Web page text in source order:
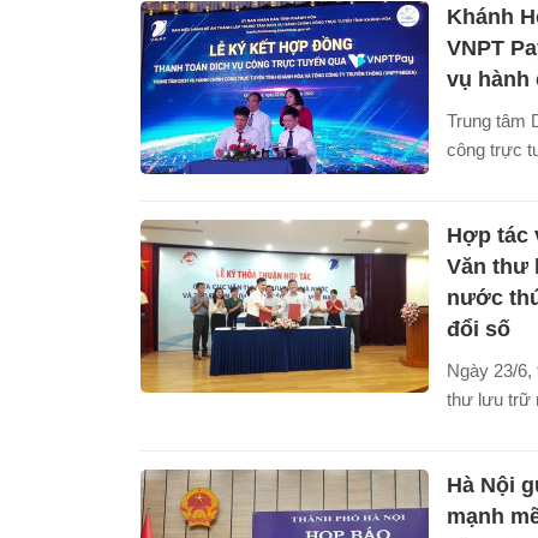
mọi biện
kinh tế, thì
năng trong
để các
nhanh kế
Khánh
VNPT
vụ hành
Trung tâm
công trực
VNPT
cung cấp
VNPT Pay.
Hợp tác
Văn thư
nước
đổi số
Ngày 23/6,
thư lưu trữ
Đây là sự
tiến mới
Hà Nội
mạnh